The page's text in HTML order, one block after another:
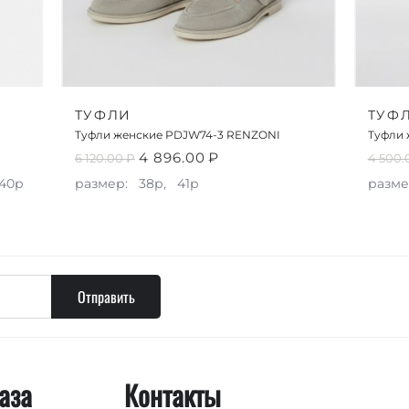
ТУФЛИ
Туфли женские PDJW74-3 RENZONI
6 120.00₽ 4 896.00 ₽
размер: 38р, 41р
Туфли
4
Отправить
Контакты